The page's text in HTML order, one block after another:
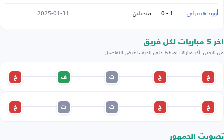
أوود هيفرلي
1 - 0 ميخيلين 2025-01-31
اخر 5 مباريات لكل فريق
من اليمين: آخر مباراة · اضغط على الحرف لعرض التفاصيل
خ خ ت ف خ
خ خ ت ت خ
تصويت الجمهور